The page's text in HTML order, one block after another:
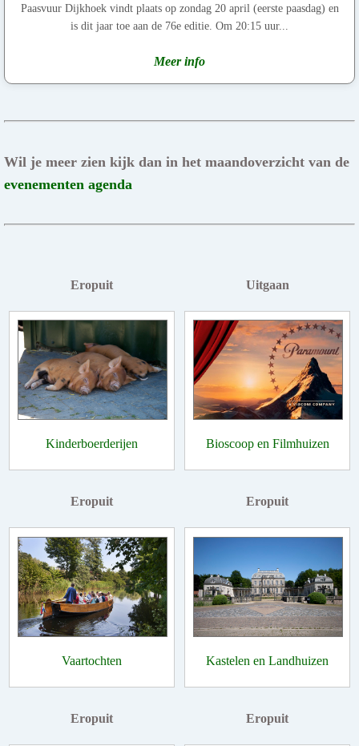
Paasvuur Dijkhoek vindt plaats op zondag 20 april (eerste paasdag) en
is dit jaar toe aan de 76e editie. Om 20:15 uur...
Meer info
Wil je meer zien kijk dan in het maandoverzicht van de
evenementen agenda
Eropuit
Kinderboerderijen
Uitgaan
Bioscoop en Filmhuizen
Eropuit
Vaartochten
Eropuit
Kastelen en Landhuizen
Eropuit Eropuit